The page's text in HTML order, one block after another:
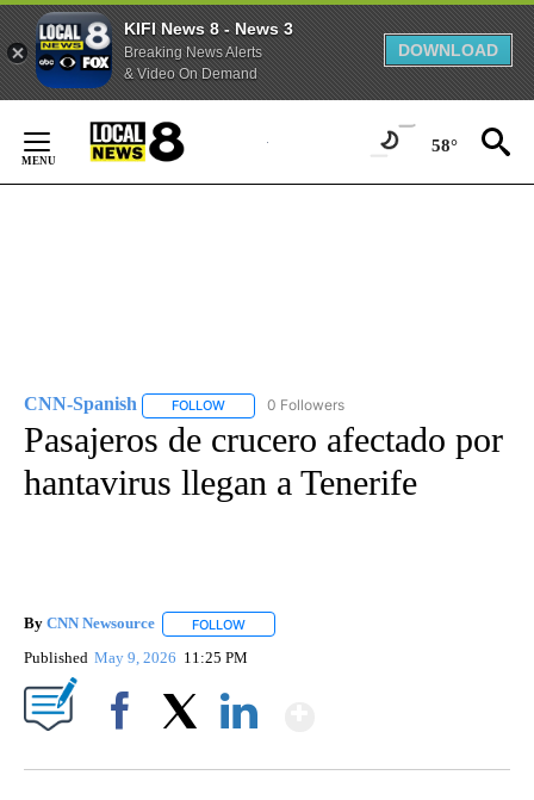
KIFI News 8 - News 3
Breaking News Alerts
& Video On Demand
DOWNLOAD
Content
58°
CNN-Spanish FOLLOW FOLLOW "CNN-SPANISH" TO RECEIVE
0 Followers
Pasajeros de crucero afectado por
hantavirus llegan a Tenerife
By CNN Newsource FOLLOW
Published May 9, 2026 11:25 PM